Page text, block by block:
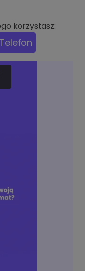
korzystasz:
Telefon